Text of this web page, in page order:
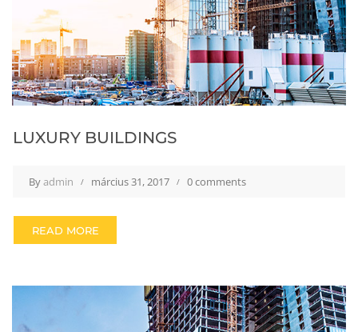
LUXURY BUILDINGS
Byadmin március 31, 2017 0 comments
READ MORE